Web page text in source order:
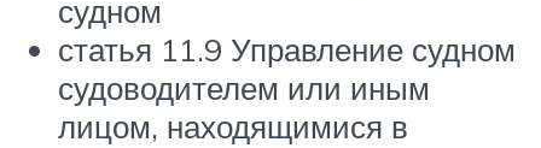
судном
статья 11.9 Управление судном
судоводителем или иным
лицом, находящимися в